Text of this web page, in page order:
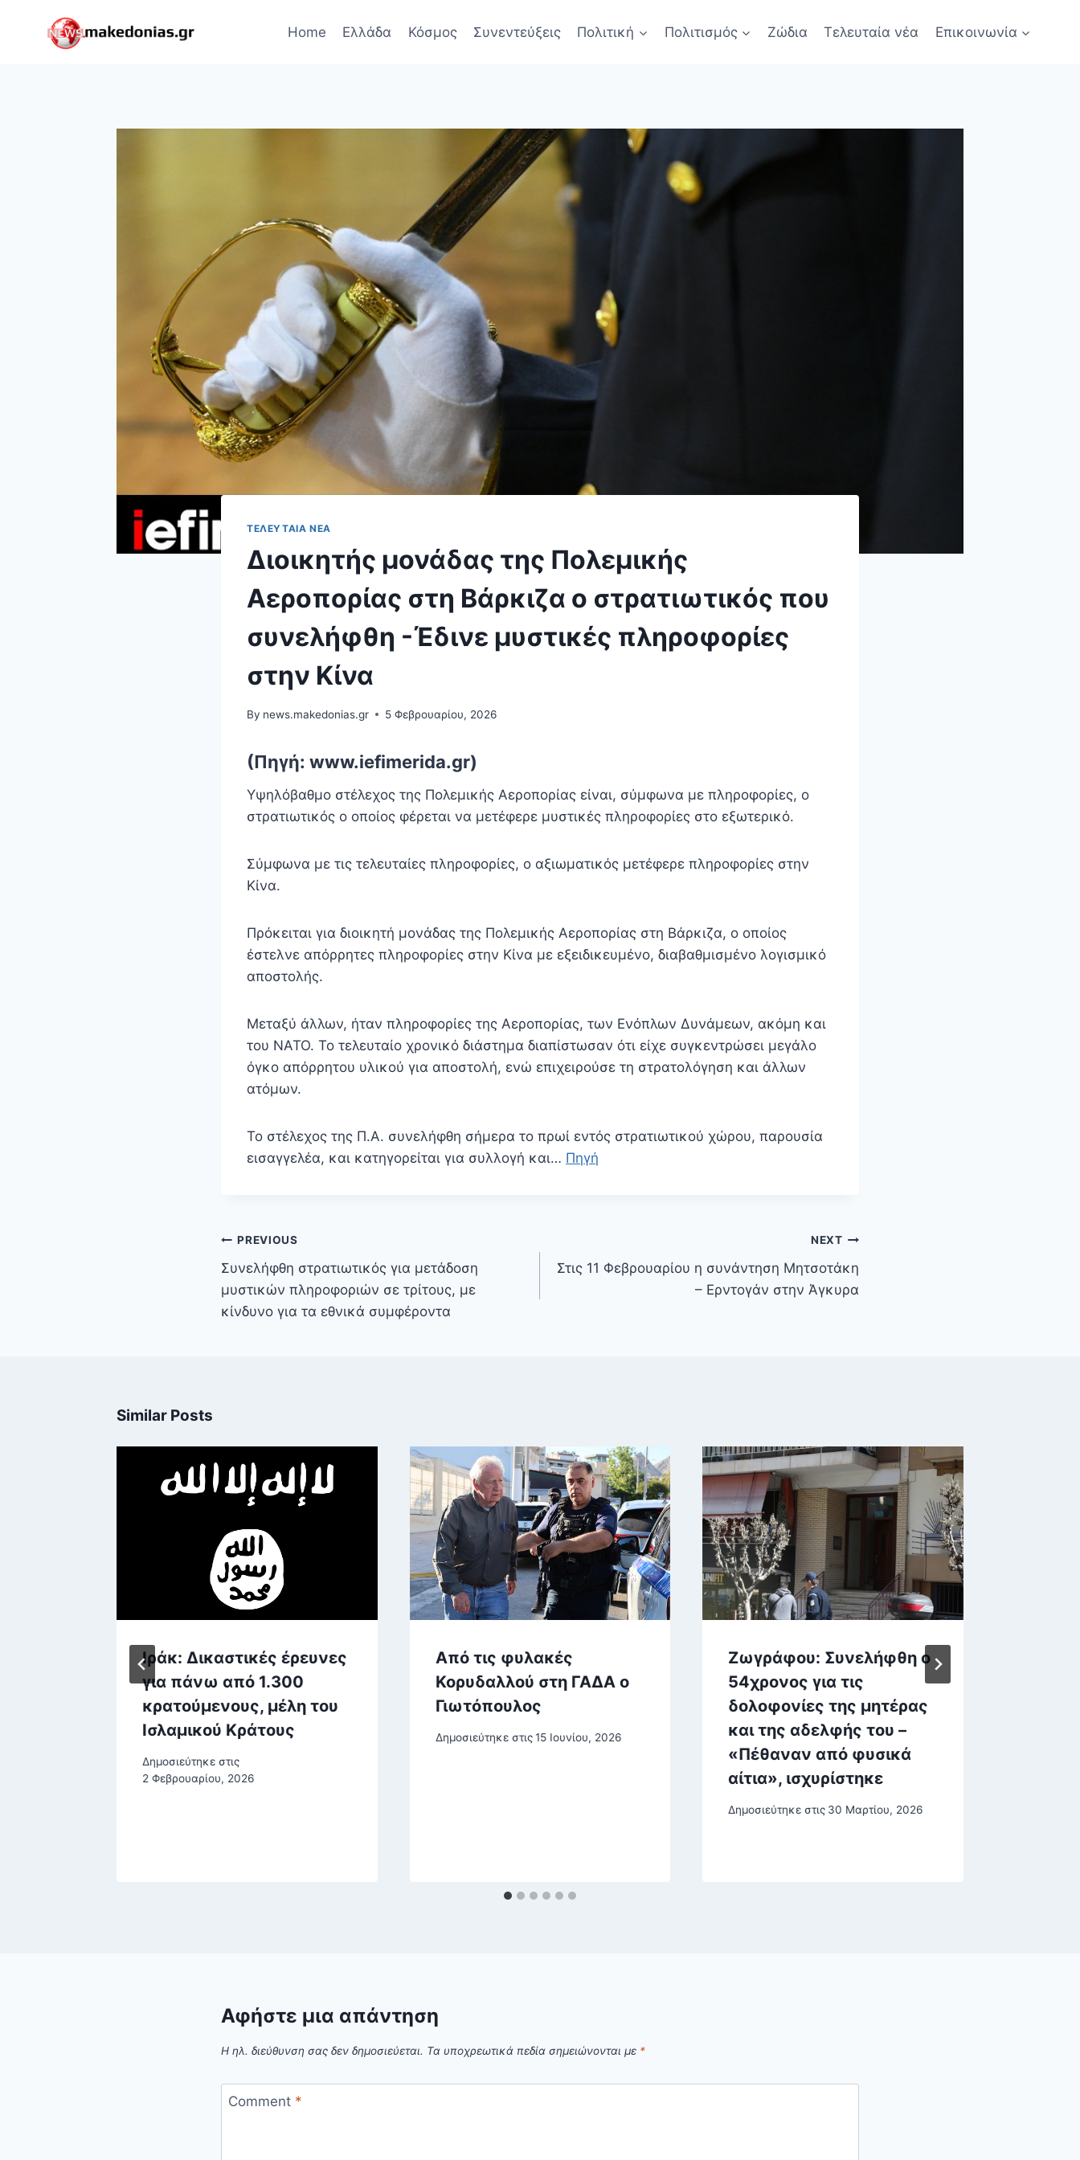
Home Ελλάδα Κόσμος Συνεντεύξεις Πολιτική Πολιτισμός Ζώδια Τελευταία νέα Επικοινωνία
ΤΕΛΕΥΤΑΊΑ ΝΈΑ
Διοικητής μονάδας της Πολεμικής
Αεροπορίας στη Βάρκιζα ο στρατιωτικός που
συνελήφθη -Έδινε μυστικές πληροφορίες
στην Κίνα
By news.makedonias.gr 5 Φεβρουαρίου, 2026
(Πηγή: www.iefimerida.gr)
Υψηλόβαθμο στέλεχος της Πολεμικής Αεροπορίας είναι, σύμφωνα με πληροφορίες, ο
στρατιωτικός ο οποίος φέρεται να μετέφερε μυστικές πληροφορίες στο εξωτερικό.
Σύμφωνα με τις τελευταίες πληροφορίες, ο αξιωματικός μετέφερε πληροφορίες στην
Κίνα.
Πρόκειται για διοικητή μονάδας της Πολεμικής Αεροπορίας στη Βάρκιζα, ο οποίος
έστελνε απόρρητες πληροφορίες στην Κίνα με εξειδικευμένο, διαβαθμισμένο λογισμικό
αποστολής.
Μεταξύ άλλων, ήταν πληροφορίες της Αεροπορίας, των Ενόπλων Δυνάμεων, ακόμη και
του ΝΑΤΟ. Το τελευταίο χρονικό διάστημα διαπίστωσαν ότι είχε συγκεντρώσει μεγάλο
όγκο απόρρητου υλικού για αποστολή, ενώ επιχειρούσε τη στρατολόγηση και άλλων
ατόμων.
Το στέλεχος της Π.Α. συνελήφθη σήμερα το πρωί εντός στρατιωτικού χώρου, παρουσία
εισαγγελέα, και κατηγορείται για συλλογή και… Πηγή
Πλοήγηση
άρθρων
PREVIOUS
Συνελήφθη στρατιωτικός για μετάδοση
μυστικών πληροφοριών σε τρίτους, με
κίνδυνο για τα εθνικά συμφέροντα
NEXT
Στις 11 Φεβρουαρίου η συνάντηση Μητσοτάκη
– Ερντογάν στην Άγκυρα
Similar Posts
Ιράκ: Δικαστικές έρευνες
για πάνω από 1.300
κρατούμενους, μέλη του
Ισλαμικού Κράτους
Δημοσιεύτηκε στις
2 Φεβρουαρίου, 2026
Από τις φυλακές
Κορυδαλλού στη ΓΑΔΑ ο
Γιωτόπουλος
Δημοσιεύτηκε στις 15 Ιουνίου, 2026
Ζωγράφου: Συνελήφθη ο
54χρονος για τις
δολοφονίες της μητέρας
και της αδελφής του –
«Πέθαναν από φυσικά
αίτια», ισχυρίστηκε
Δημοσιεύτηκε στις 30 Μαρτίου, 2026
Αφήστε μια απάντηση
Η ηλ. διεύθυνση σας δεν δημοσιεύεται. Τα υποχρεωτικά πεδία σημειώνονται με *
Comment *